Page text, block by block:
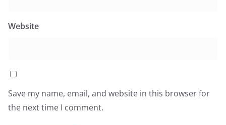
Website
Save my name, email, and website in this browser for
the next time I comment.